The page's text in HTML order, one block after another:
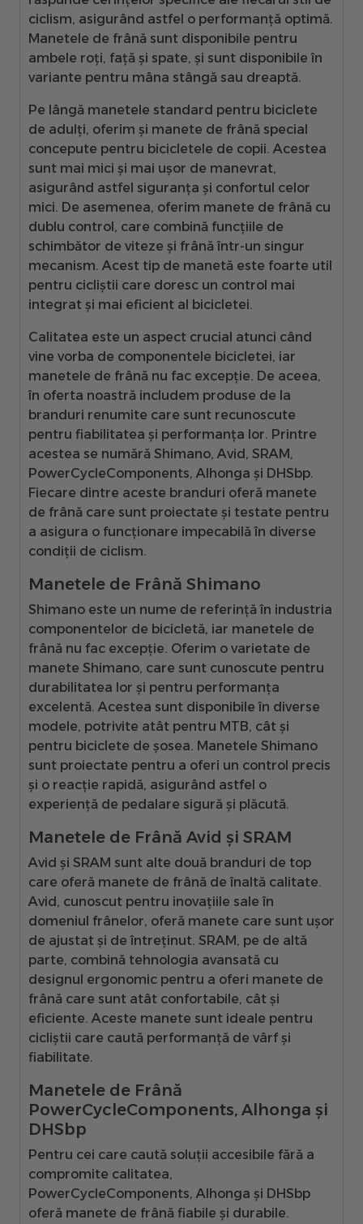
ciclism, asigurând astfel o performanță optimă.
Manetele de frână sunt disponibile pentru
ambele roți, față și spate, și sunt disponibile în
variante pentru mâna stângă sau dreaptă.
Pe lângă manetele standard pentru biciclete
de adulți, oferim și manete de frână special
concepute pentru bicicletele de copii. Acestea
sunt mai mici și mai ușor de manevrat,
asigurând astfel siguranța și confortul celor
mici. De asemenea, oferim manete de frână cu
dublu control, care combină funcțiile de
schimbător de viteze și frână într-un singur
mecanism. Acest tip de manetă este foarte util
pentru cicliștii care doresc un control mai
integrat și mai eficient al bicicletei.
Calitatea este un aspect crucial atunci când
vine vorba de componentele bicicletei, iar
manetele de frână nu fac excepție. De aceea,
în oferta noastră includem produse de la
branduri renumite care sunt recunoscute
pentru fiabilitatea și performanța lor. Printre
acestea se numără Shimano, Avid, SRAM,
PowerCycleComponents, Alhonga și DHSbp.
Fiecare dintre aceste branduri oferă manete
de frână care sunt proiectate și testate pentru
a asigura o funcționare impecabilă în diverse
condiții de ciclism.
Manetele de Frână Shimano
Shimano este un nume de referință în industria
componentelor de bicicletă, iar manetele de
frână nu fac excepție. Oferim o varietate de
manete Shimano, care sunt cunoscute pentru
durabilitatea lor și pentru performanța
excelentă. Acestea sunt disponibile în diverse
modele, potrivite atât pentru MTB, cât și
pentru biciclete de șosea. Manetele Shimano
sunt proiectate pentru a oferi un control precis
și o reacție rapidă, asigurând astfel o
experiență de pedalare sigură și plăcută.
Manetele de Frână Avid și SRAM
Avid și SRAM sunt alte două branduri de top
care oferă manete de frână de înaltă calitate.
Avid, cunoscut pentru inovațiile sale în
domeniul frânelor, oferă manete care sunt ușor
de ajustat și de întreținut. SRAM, pe de altă
parte, combină tehnologia avansată cu
designul ergonomic pentru a oferi manete de
frână care sunt atât confortabile, cât și
eficiente. Aceste manete sunt ideale pentru
cicliștii care caută performanță de vârf și
fiabilitate.
Manetele de Frână
PowerCycleComponents, Alhonga și
DHSbp
Pentru cei care caută soluții accesibile fără a
compromite calitatea,
PowerCycleComponents, Alhonga și DHSbp
oferă manete de frână fiabile și durabile.